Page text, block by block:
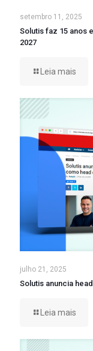
setembro 11, 2025
Solutis faz 15 anos
2027
Leia mais
julho 21, 2025
Solutis anuncia
Leia mais